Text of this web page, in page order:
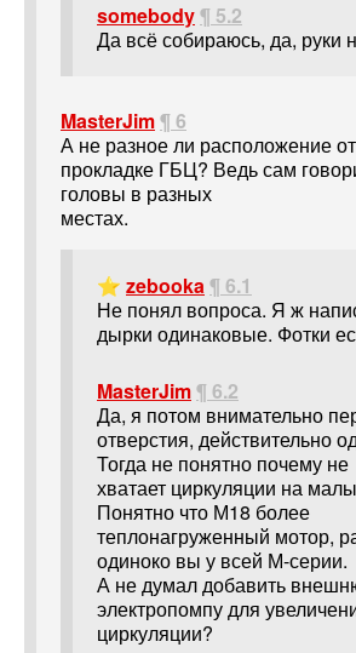
somebody¶ 5.2
Да всё собираюсь, да, руки
MasterJim¶ 6
А не разное ли расположение
прокладке ГБЦ? Ведь сам
головы в разных
местах.
⭐ zebooka¶ 6.1
Не понял вопроса. Я ж
дырки одинаковые. Фотки
MasterJim¶ 6.2
Да, я потом внимательно
отверстия, действительно
Тогда не понятно почему не
хватает циркуляции на
Понятно что М18 более
теплонагруженный мотор,
одиноко вы у всей М-серии.
А не думал добавить
электропомпу для
циркуляции?